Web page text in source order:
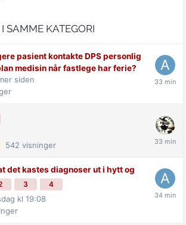
SAMME KATEGORI
pasient kontakte DPS personlig
medisin når fastlege har ferie?
siden
542 visninger
det kastes diagnoser ut i hytt og
3 4
kl 19:08